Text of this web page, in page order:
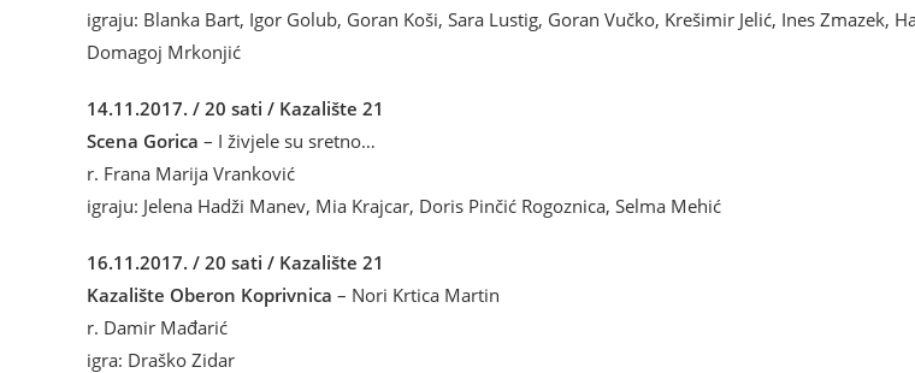
igraju: Blanka Bart, Igor Golub, Goran Koši, Sara Lustig, Goran Vučko, Krešimir Jelić, Ines Zmazek,
Domagoj Mrkonjić
14.11.2017. / 20 sati / Kazalište 21
Scena Gorica – I živjele su sretno…
r. Frana Marija Vranković
igraju: Jelena Hadži Manev, Mia Krajcar, Doris Pinčić Rogoznica, Selma Mehić
16.11.2017. / 20 sati / Kazalište 21
Kazalište Oberon Koprivnica – Nori Krtica Martin
r. Damir Mađarić
igra: Draško Zidar